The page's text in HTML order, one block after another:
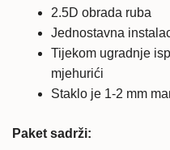
2.5D obrada ruba
Jednostavna
Tijekom ugradnje
mjehurići
Staklo je 1-2 mm
Paket sadrži: